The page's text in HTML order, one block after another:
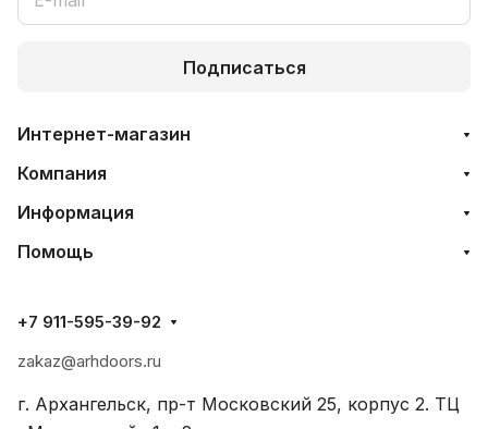
Подписаться
Интернет-магазин
Компания
Информация
Помощь
+7 911-595-39-92
zakaz@arhdoors.ru
г. Архангельск, пр-т Московский 25, корпус 2. ТЦ